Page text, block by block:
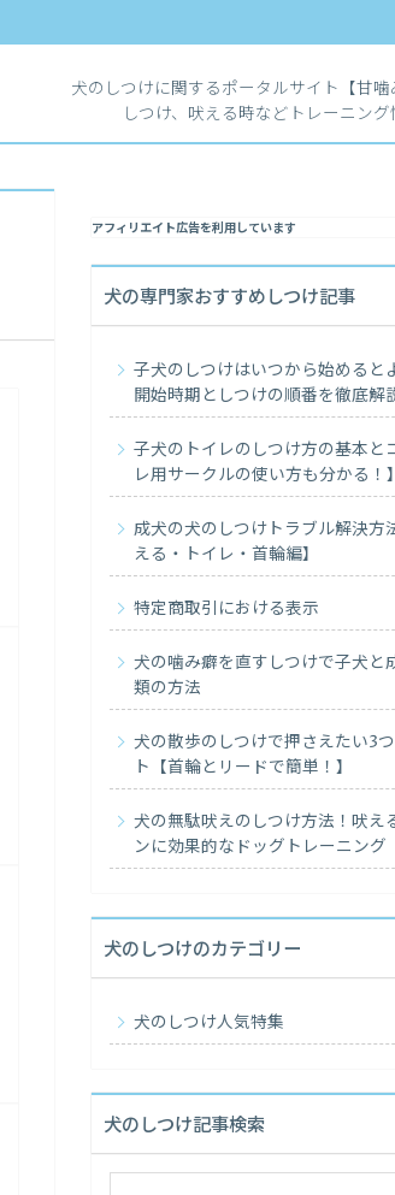
犬のしつけに関するポータルサイト【甘噛
しつけ、吠える時などトレーニング
アフィリエイト広告を利用しています
犬の専門家おすすめしつけ記事
子犬のしつけはいつから始めると
開始時期としつけの順番を徹底解
子犬のトイレのしつけ方の基本と
レ用サークルの使い方も分かる！】
成犬の犬のしつけトラブル解決方
える・トイレ・首輪編】
特定商取引における表示
犬の噛み癖を直すしつけで子犬と
類の方法
犬の散歩のしつけで押さえたい3
ト【首輪とリードで簡単！】
犬の無駄吠えのしつけ方法！吠え
ンに効果的なドッグトレーニング
犬のしつけのカテゴリー
犬のしつけ人気特集
犬のしつけ記事検索